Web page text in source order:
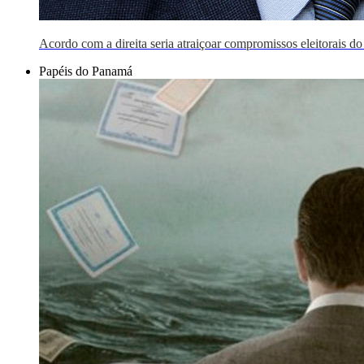
Acordo com a direita seria atraiçoar compromissos eleitorais
Papéis do Panamá